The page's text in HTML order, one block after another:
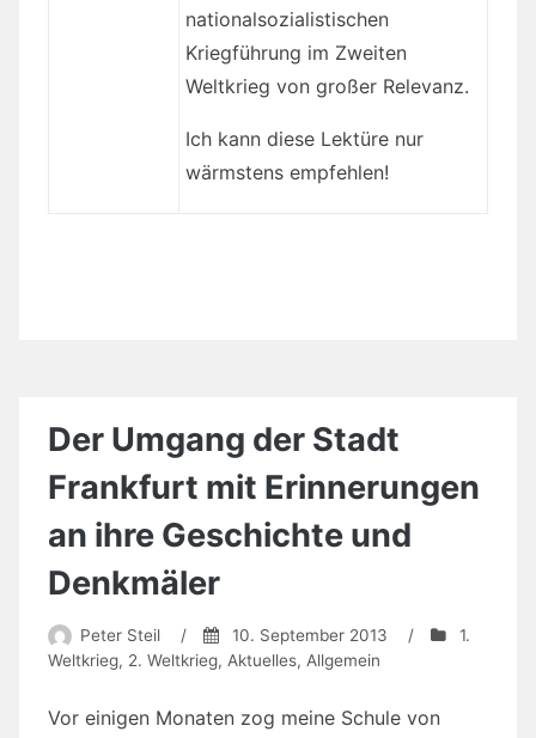
nationalsozialistischen
Kriegführung im Zweiten
Weltkrieg von großer Relevanz.
Ich kann diese Lektüre nur
wärmstens empfehlen!
Der Umgang der Stadt
Frankfurt mit Erinnerungen
an ihre Geschichte und
Denkmäler
Peter Steil / 10. September 2013 /
1.
Weltkrieg, 2. Weltkrieg, Aktuelles, Allgemein
Vor einigen Monaten zog meine Schule von